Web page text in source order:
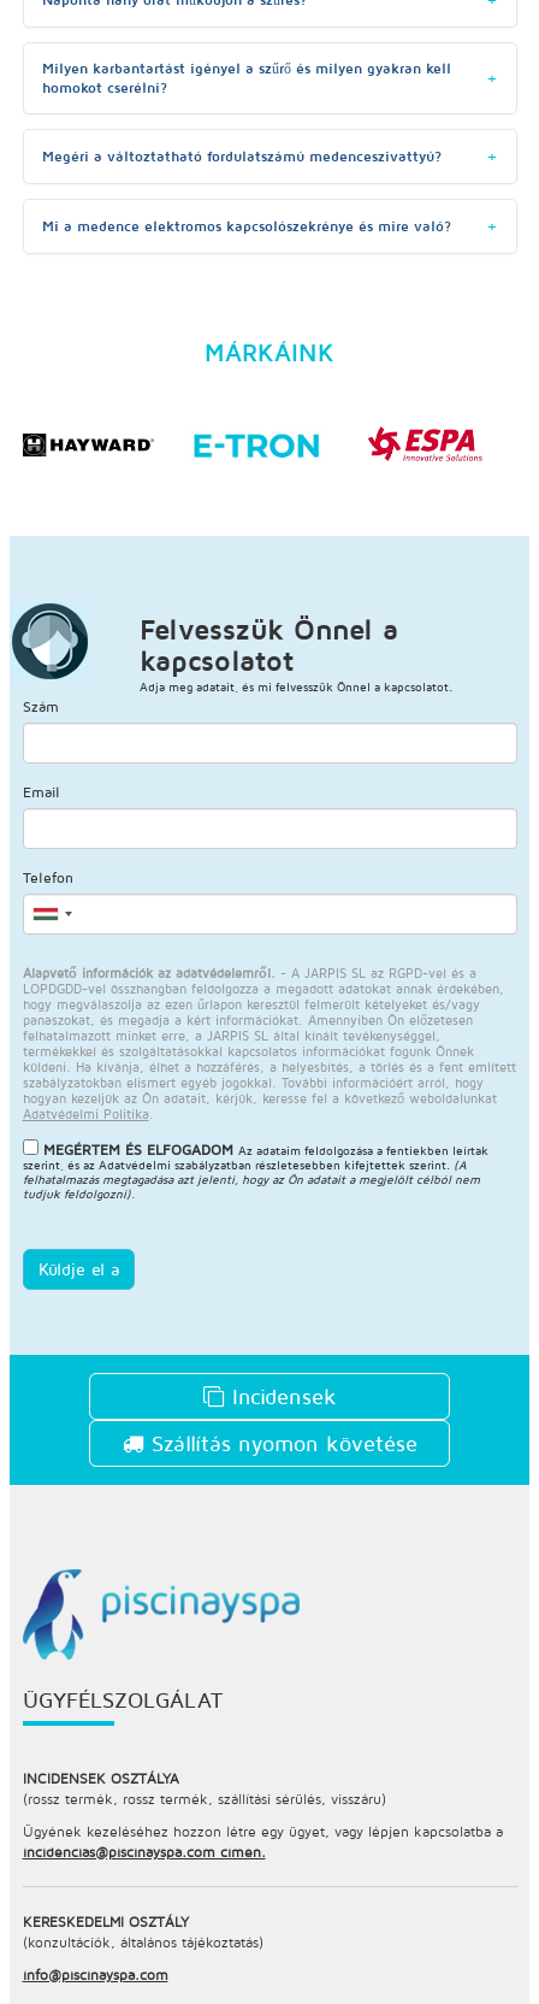
Milyen karbantartást igényel a szűrő és milyen gyakran kell
homokot cserélni?
Megéri a változtatható fordulatszámú medenceszivattyú?
Mi a medence elektromos kapcsolószekrénye és mire való?
MÁRKÁINK
Felvesszük Önnel a
kapcsolatot
Adja meg adatait, és mi felvesszük Önnel a kapcsolatot.
Szám
Email
Telefon
Alapvető információk az adatvédelemről. - A JARPIS SL az RGPD-vel és a
LOPDGDD-vel összhangban feldolgozza a megadott adatokat annak érdekében,
hogy megválaszolja az ezen űrlapon keresztül felmerült kételyeket és/vagy
panaszokat, és megadja a kért információkat. Amennyiben Ön előzetesen
felhatalmazott minket erre, a JARPIS SL által kínált tevékenységgel,
termékekkel és szolgáltatásokkal kapcsolatos információkat fogunk Önnek
küldeni. Ha kívánja, élhet a hozzáférés, a helyesbítés, a törlés és a fent említett
szabályzatokban elismert egyéb jogokkal. További információért arról, hogy
hogyan kezeljük az Ön adatait, kérjük, keresse fel a következő weboldalunkat
Adatvédelmi Politika
MEGÉRTEM ÉS ELFOGADOM Az adataim feldolgozása a fentiekben leírtak
szerint, és az Adatvédelmi szabályzatban részletesebben kifejtettek szerint. (A
felhatalmazás megtagadása azt jelenti, hogy az Ön adatait a megjelölt célból nem
tudjuk feldolgozni).
Küldje el a
Incidensek
Szállítás nyomon követése
ÜGYFÉLSZOLGÁLAT
INCIDENSEK OSZTÁLYA
(rossz termék, rossz termék, szállítási sérülés, visszáru)
Ügyének kezeléséhez hozzon létre egy ügyet, vagy lépjen kapcsolatba a
incidencias@piscinayspa.com címen.
KERESKEDELMI OSZTÁLY
(konzultációk, általános tájékoztatás)
info@piscinayspa.com